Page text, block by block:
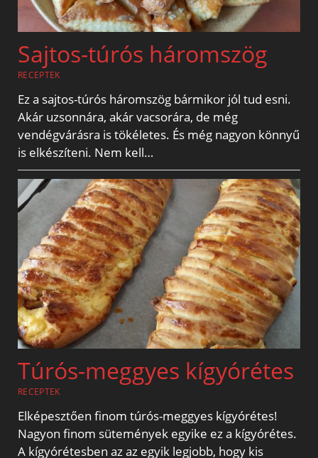
Sajtos-túrós háromszög
RECEPTEK
Ez a sajtos-túrós háromszög bármikor jól tud esni.
Akár uzsonnára, akár vacsorára, de még
vendégvárásra is tökéletes. És még nagyon könnyű
is elkészíteni. Nem kell…
Túrós-meggyes kígyórétes
RECEPTEK
Elképesztően finom túrós-meggyes kígyórétes!
Nagyon finom sütemények egyike ez a kígyórétes.
A kígyórétesben az az egyik legjobb, hogy kis